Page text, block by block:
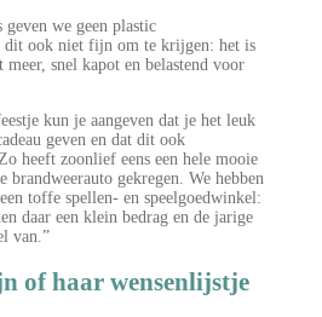
we geen plastic
dit ook niet fijn om te krijgen: het is
meer, snel kapot en belastend voor
kun je aangeven dat je het leuk
geven en dat dit ook
heeft zoonlief eens een hele mooie
brandweerauto gekregen. We hebben
toffe spellen- en speelgoedwinkel:
daar een klein bedrag en de jarige
van.”
of haar wensenlijstje